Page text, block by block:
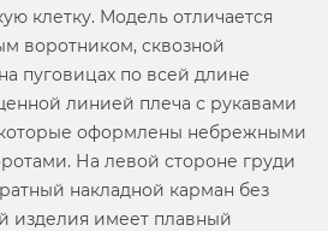
клетку. Модель отличается
воротником, сквозной
пуговицах по всей длине
линией плеча с рукавами
оформлены небрежными
На левой стороне груди
накладной карман без
изделия имеет плавный